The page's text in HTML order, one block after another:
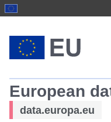
European
data.europa.eu